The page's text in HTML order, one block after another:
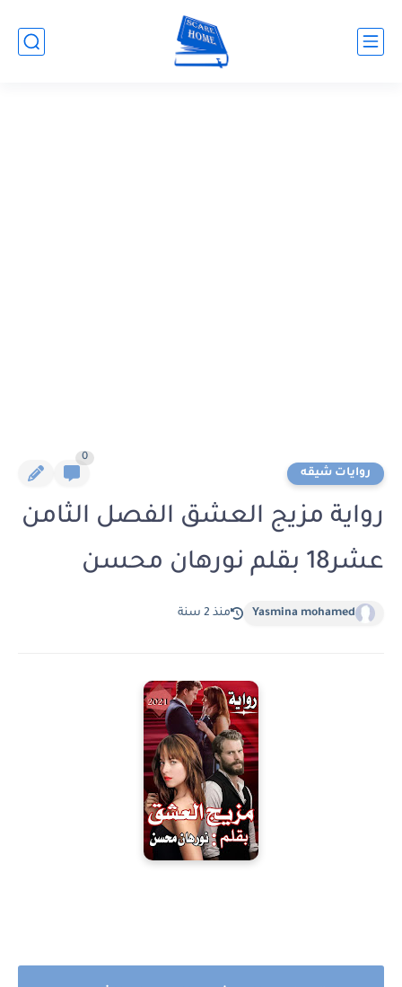
روايات شيقه
0
رواية مزيج العشق الفصل الثامن
عشر18 بقلم نورهان محسن
Yasmina mohamed منذ 2 سنة